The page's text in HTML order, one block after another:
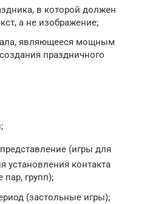
в которой должен
а не изображение;
являющееся мощным
праздничного
(игры для
установления контакта
групп);
(застольные игры);